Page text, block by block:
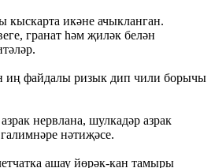
кыскарта икәне ачыкланган.
гранат һәм җиләк белән
иң файдалы ризык дип чили борычы
нервлана, шулкадәр азрак
нәтиҗәсе.
ашау йөрәк-кан тамыры